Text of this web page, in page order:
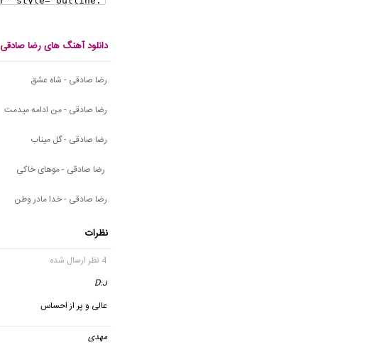
دانلود آهنگ های رضا صادقی
رضا صادقی - شاه عشق
رضا صادقی - من ادامه میدمت
رضا صادقی - گل میناب
رضا صادقی - موهای خاکی
رضا صادقی - خدا مادر وطن
نظرات
4 نظر ارسال شده
D:J
عالی و پر از احساس
مهدی